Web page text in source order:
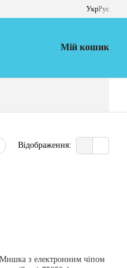
УкрРус
Мій кошик
Відображення: